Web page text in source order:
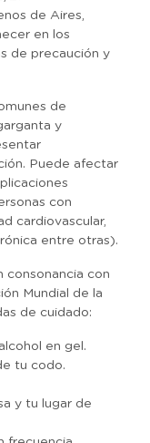
de Aires,
en los
de precaución y
de
y
Puede afectar
con
cardiovascular,
entre otras).
consonancia con
Mundial de la
de cuidado:
en gel.
tu codo.
y tu lugar de